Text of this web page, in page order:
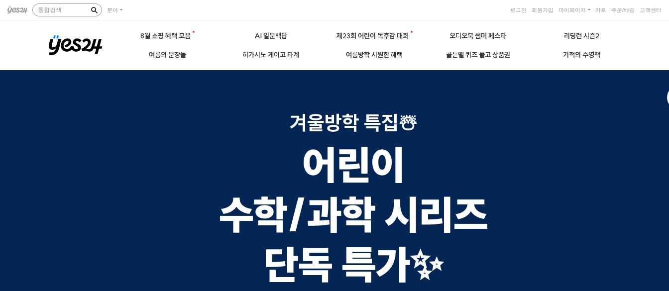
통합검색 분야 로그인 회원가입 마이페이지 카트 주문/배송 고객센터
8월 쇼핑 혜택 모음 AI 일문백답 제23회 어린이 독후감 대회 오디오북 썸머 페스타 리딩런 시즌2
여름의 문장들 히가시노 게이고 타계 여름방학 시원한 혜택 골든벨 퀴즈 풀고 상품권 기적의 수영책
겨울방학 특집☃️
어린이
수학/과학 시리즈
단독 특가✨